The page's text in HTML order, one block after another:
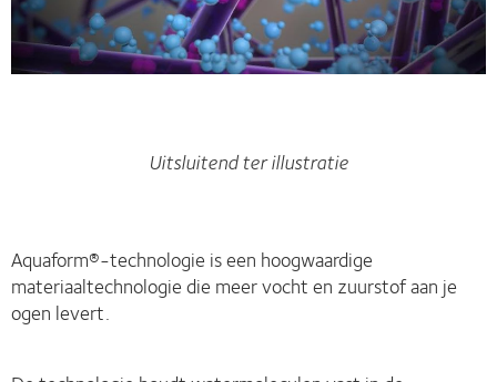
Uitsluitend ter illustratie
Aquaform®-technologie is een hoogwaardige
materiaaltechnologie die meer vocht en zuurstof aan je
ogen levert.